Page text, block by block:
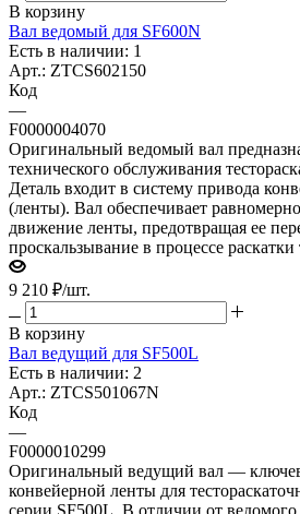
В корзину
Вал ведомый для SF600N
Есть в наличии: 1
Арт.: ZTCS602150
Код
—
F0000004070
Оригинальный ведомый вал
технического обслуживания
Деталь входит в систему привода
(ленты). Вал обеспечивает
движение ленты, предотвращая ее
проскальзывание в процессе раскатки
9 210 ₽/шт.
В корзину
Вал ведущий для SF500L
Есть в наличии: 2
Арт.: ZTCS501067N
Код
—
F0000010299
Оригинальный ведущий вал —
конвейерной ленты для
серии SF500L. В отличии от